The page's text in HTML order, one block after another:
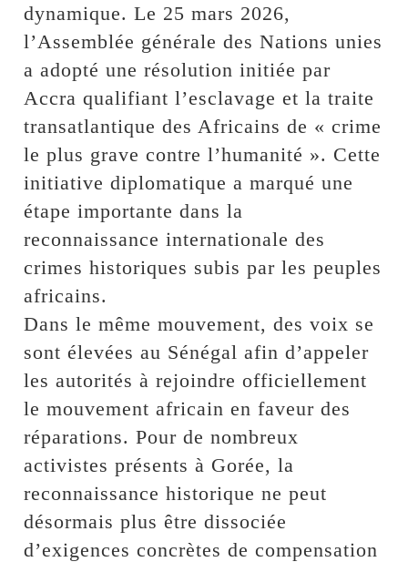
dynamique. Le 25 mars 2026,
l’Assemblée générale des Nations unies
a adopté une résolution initiée par
Accra qualifiant l’esclavage et la traite
transatlantique des Africains de « crime
le plus grave contre l’humanité ». Cette
initiative diplomatique a marqué une
étape importante dans la
reconnaissance internationale des
crimes historiques subis par les peuples
africains.
Dans le même mouvement, des voix se
sont élevées au Sénégal afin d’appeler
les autorités à rejoindre officiellement
le mouvement africain en faveur des
réparations. Pour de nombreux
activistes présents à Gorée, la
reconnaissance historique ne peut
désormais plus être dissociée
d’exigences concrètes de compensation